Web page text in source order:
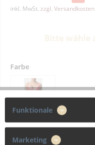
inkl. MwSt. zzgl. Versandkosten
Farbe
Größe
70
Funktionale
Marketing